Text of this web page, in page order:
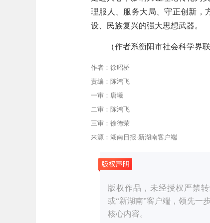
理服人、服务大局、守正创新，
设、民族复兴的强大思想武器。
（作者系衡阳市社会科学界
作者：徐昭桥
责编：陈鸿飞
一审：唐曦
二审：陈鸿飞
三审：徐德荣
来源：湖南日报·新湖南客户端
版权作品，未经授权严禁
或“新湖南”客户端，领先一
核心内容。